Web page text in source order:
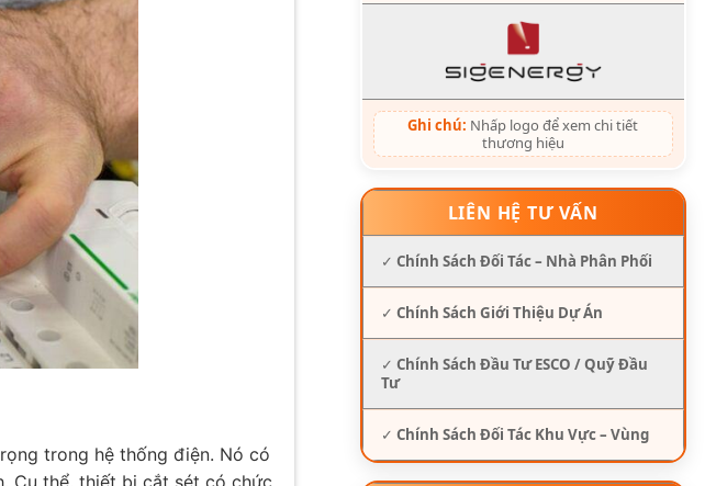
trong hệ thống điện. Nó có
Ghi chú: Nhấp logo để xem chi tiết
thương hiệu
LIÊN HỆ TƯ VẤN
✓ Chính Sách Đối Tác – Nhà Phân Phối
✓ Chính Sách Giới Thiệu Dự Án
✓ Chính Sách Đầu Tư ESCO / Quỹ Đầu
Tư
✓ Chính Sách Đối Tác Khu Vực – Vùng